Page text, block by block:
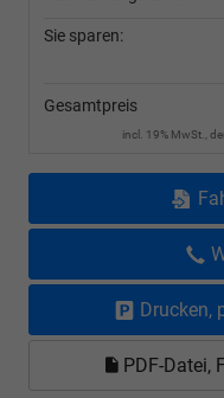
Sie sparen:
Gesamtpreis
incl. 19% MwSt.,
Drucken,
PDF-Datei,